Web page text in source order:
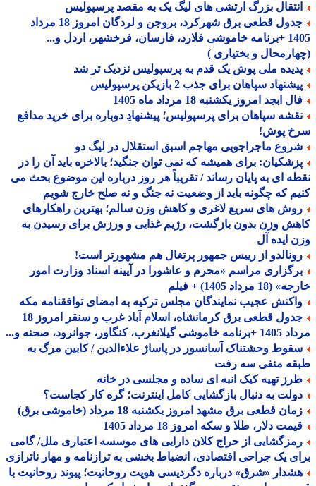
بزرگ ارتشی های لیگ یک به مقصد پرسپولیس
جدول قطعی برق شهرکرد، بروجن و لردگان امروز 18 مرداد
1405 +برنامه خاموشی فلارد، فارسان، فرخشهر، اردل و...
و بختیاری )
ملی پوش یک قدم به پرسپولیس نزدیک تر شد
سپاهان برای جذب 2 بازیکن پرسپولیس
ابجد امروز یکشنبه 18 مرداد ماه 1405
سپاهان برای پرسپولیس؛ پیشنهادِ دوباره برای خرید مدافع
پوش!
ماجراجویی مهاجم اسبق استقلال در لیگ دو
برای همیشه که نمی توان جنگید؛ بالاخره باید آن را در
ای به پایان رساند / تقریباً هر روز درباره این موضوع بحث می
که چگونه باید از وضعیت نه جنگ و نه صلح خارج شویم
های سریع لاغری و کاهش وزن سالم؛ بهترین راهکارهای
وزن بدون بازگشت، رژیم غذایی و ورزش برای رسیدن به
ایده آل
از رییس جمهور پرتغال هم مشهورتر است!
مراسم «محرم و عاشورا در آیینه اسناد وزارت امور
مرداد 1405) + فیلم
عجیب نمایندگان مجلس ترکیه به امضای توافقنامه مکه
جدول قطعی برق کرمانشاه، اسلام آباد غرب و سنقر امروز 18
کنگاور، جوانرود، صحنه و...
وحشتناک آسانسور در پاساژ علاءالدین / کابین مرگ به
منفی سه رفت
تهیه کیک انبه ای ساده و مجلسی در خانه
به دنبال بازگشایی کامل اینترنت؛ گره کار کجاست؟
قطعی برق مشهد امروز یکشنبه 18 مرداد (خاموشی برق)
دلار، طلا و سکه امروز 18 مرداد 1405
از حراج کلان دارایی های موسسه اعتباری ملل/ گامی
یک جراحی اقتصادی، انضباط بخشی به ترازنامه و مهار ناترازی
«شرق» درباره دگردیسی هویت روحانیت؛ پیوند روحانیت با